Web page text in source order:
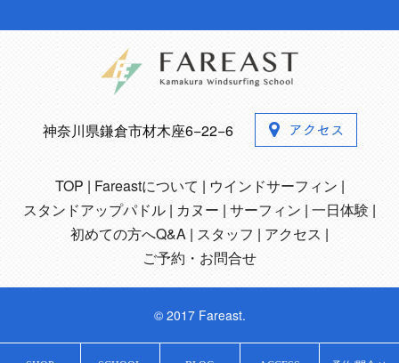
神奈川県鎌倉市材木座6−22−6
TOP Fareastについて
ウインドサーフィン
スタンドアップパドル
カヌー サーフィン 一日体験
初めての方へQ&A スタッフ
アクセス
ご予約・お問合せ
© 2017 Fareast.